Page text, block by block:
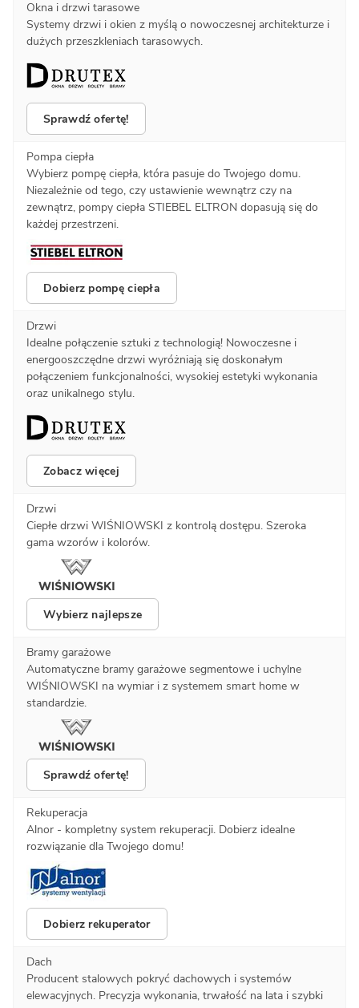
Okna i drzwi tarasowe
Systemy drzwi i okien z myślą o nowoczesnej architekturze i
dużych przeszkleniach tarasowych.
Sprawdź ofertę!
Pompa ciepła
Wybierz pompę ciepła, która pasuje do Twojego domu.
Niezależnie od tego, czy ustawienie wewnątrz czy na
zewnątrz, pompy ciepła STIEBEL ELTRON dopasują się do
każdej przestrzeni.
Dobierz pompę ciepła
Drzwi
Idealne połączenie sztuki z technologią! Nowoczesne i
energooszczędne drzwi wyróżniają się doskonałym
połączeniem funkcjonalności, wysokiej estetyki wykonania
oraz unikalnego stylu.
Zobacz więcej
Drzwi
Ciepłe drzwi WIŚNIOWSKI z kontrolą dostępu. Szeroka
gama wzorów i kolorów.
Wybierz najlepsze
Bramy garażowe
Automatyczne bramy garażowe segmentowe i uchylne
WIŚNIOWSKI na wymiar i z systemem smart home w
standardzie.
Sprawdź ofertę!
Rekuperacja
Alnor - kompletny system rekuperacji. Dobierz idealne
rozwiązanie dla Twojego domu!
Dobierz rekuperator
Dach
Producent stalowych pokryć dachowych i systemów
elewacyjnych. Precyzja wykonania, trwałość na lata i szybki